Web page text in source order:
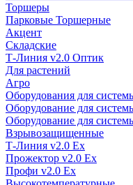
Торшеры
Парковые Торшерные
Акцент
Складские
Т-Линия v2.0 Оптик
Для растений
Агро
Оборудования для
Оборудование для
Оборудование для
Взрывозащищенные
Т-Линия v2.0 Ex
Прожектор v2.0 Ex
Профи v2.0 Ex